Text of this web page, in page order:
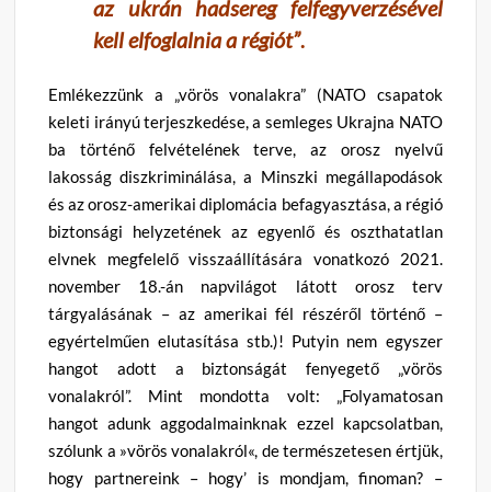
az ukrán hadsereg felfegyverzésével
kell elfoglalnia a régiót”.
Emlékezzünk a „vörös vonalakra” (NATO csapatok
keleti irányú terjeszkedése, a semleges Ukrajna NATO
ba történő felvételének terve, az orosz nyelvű
lakosság diszkriminálása, a Minszki megállapodások
és az orosz-amerikai diplomácia befagyasztása, a régió
biztonsági helyzetének az egyenlő és oszthatatlan
elvnek megfelelő visszaállítására vonatkozó 2021.
november 18.-án napvilágot látott orosz terv
tárgyalásának – az amerikai fél részéről történő –
egyértelműen elutasítása stb.)! Putyin nem egyszer
hangot adott a biztonságát fenyegető „vörös
vonalakról”. Mint mondotta volt: „Folyamatosan
hangot adunk aggodalmainknak ezzel kapcsolatban,
szólunk a »vörös vonalakról«, de természetesen értjük,
hogy partnereink – hogy’ is mondjam, finoman? –